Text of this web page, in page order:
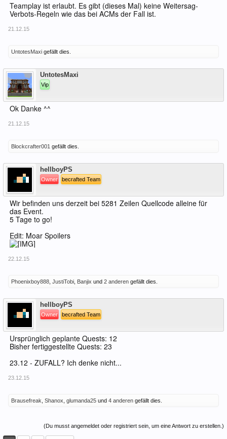
Teamplay ist erlaubt. Es gibt (dieses Mal) keine Weitersag-
Verbots-Regeln wie das bei ACMs der Fall ist.
21.12.15
UntotesMaxi gefällt dies.
UntotesMaxi
Vip
Ok Danke ^^
21.12.15
Blockcrafter001 gefällt dies.
hellboyPS
Owner becrafted Team
Wir befinden uns derzeit bei 5281 Zeilen Quellcode alleine für
das Event.
5 Tage to go!
Edit: Moar Spoilers
22.12.15
Phoenixboy888 JustiTobi Banjix und 2 anderen gefällt dies.
hellboyPS
Owner becrafted Team
Ursprünglich geplante Quests: 12
Bisher fertiggestellte Quests: 23
23.12 - ZUFALL? Ich denke nicht...
23.12.15
Brausefreak Shanox glumanda25 und 4 anderen gefällt dies.
(Du musst angemeldet oder registriert sein, um eine Antwort zu erstellen.)